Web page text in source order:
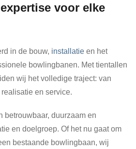
voor elke
in de bouw, installatie en het
bowlingbanen. Met tientallen
wij het volledige traject: van
en service.
betrouwbaar, duurzaam en
en doelgroep. Of het nu gaat om
bestaande bowlingbaan, wij